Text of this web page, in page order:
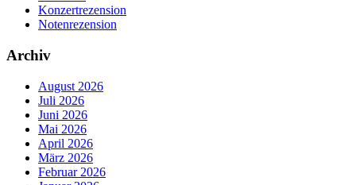
Konzertrezension
Notenrezension
Archiv
August 2026
Juli 2026
Juni 2026
Mai 2026
April 2026
März 2026
Februar 2026